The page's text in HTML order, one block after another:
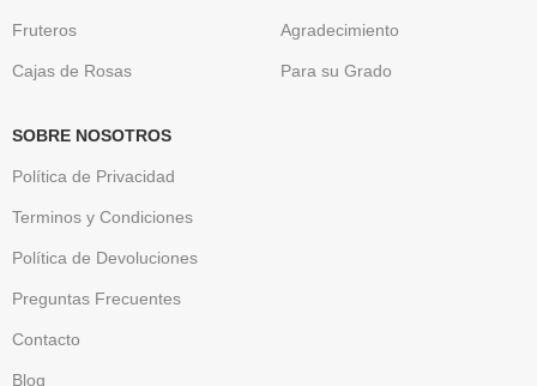
Fruteros
Cajas de Rosas
Agradecimiento
Para su Grado
SOBRE NOSOTROS
Política de Privacidad
Terminos y Condiciones
Política de Devoluciones
Preguntas Frecuentes
Contacto
Blog